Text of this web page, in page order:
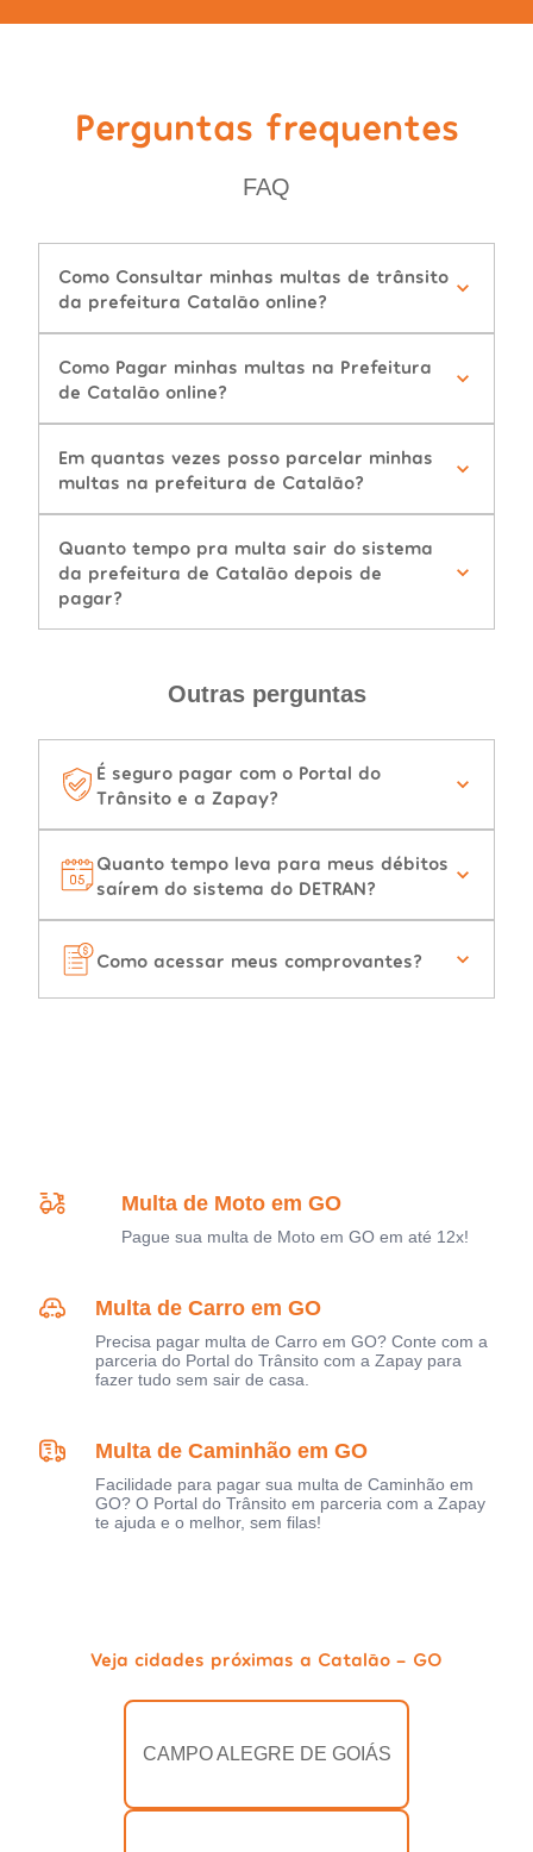
Perguntas frequentes
FAQ
Como Consultar minhas multas de trânsito
da prefeitura Catalão online?
Como Pagar minhas multas na Prefeitura
de Catalão online?
Em quantas vezes posso parcelar minhas
multas na prefeitura de Catalão?
Quanto tempo pra multa sair do sistema
da prefeitura de Catalão depois de
pagar?
Outras perguntas
É seguro pagar com o Portal do
Trânsito e a Zapay?
Quanto tempo leva para meus débitos
saírem do sistema do DETRAN?
Como acessar meus comprovantes?
Multa de Moto em GO
Pague sua multa de Moto em GO em até 12x!
Multa de Carro em GO
Precisa pagar multa de Carro em GO? Conte com a
parceria do Portal do Trânsito com a Zapay para
fazer tudo sem sair de casa.
Multa de Caminhão em GO
Facilidade para pagar sua multa de Caminhão em
GO? O Portal do Trânsito em parceria com a Zapay
te ajuda e o melhor, sem filas!
Veja cidades próximas a Catalão - GO
CAMPO ALEGRE DE GOIÁS